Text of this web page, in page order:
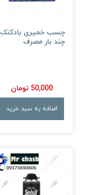
چسب خمیری بادکنک
چند بار مصرف
50,000 تومان
اضافه به سبد خرید